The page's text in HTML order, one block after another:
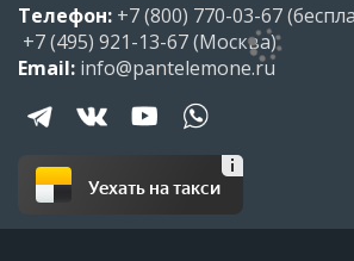
Телефон: +7 (800) 770-03-67
+7 (495) 921-13-67(Москва)
Email: info@pantelemone.ru
Уехать на такси